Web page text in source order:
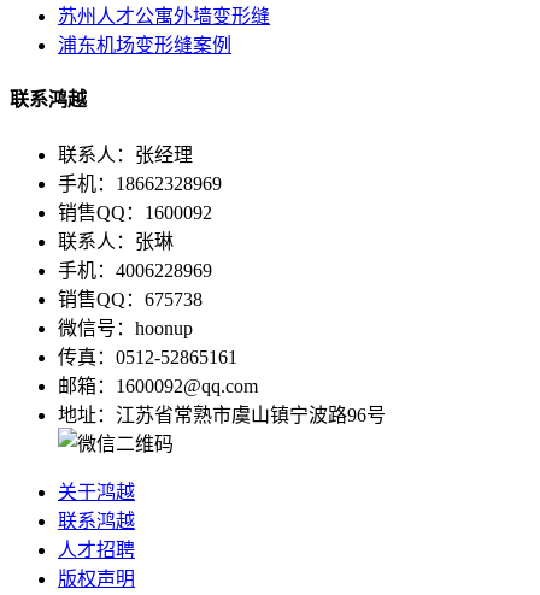
苏州人才公寓外墙变形缝
浦东机场变形缝案例
联系鸿越
联系人：张经理
手机：18662328969
销售QQ：1600092
联系人：张琳
手机：4006228969
销售QQ：675738
微信号：hoonup
传真：0512-52865161
邮箱：1600092@qq.com
地址：江苏省常熟市虞山镇宁波路96号
关于鸿越
联系鸿越
人才招聘
版权声明